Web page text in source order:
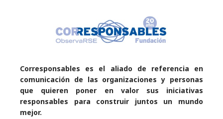
Corresponsables es el aliado de referencia en
comunicación de las organizaciones y personas
que quieren poner en valor sus iniciativas
responsables para construir juntos un mundo
mejor.